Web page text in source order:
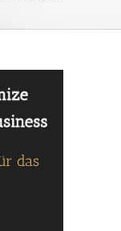
das